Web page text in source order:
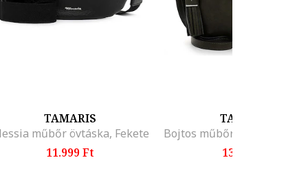
TAMARIS
műbőr övtáska, Fekete
11.999 Ft
TAMARIS
13.399 Ft